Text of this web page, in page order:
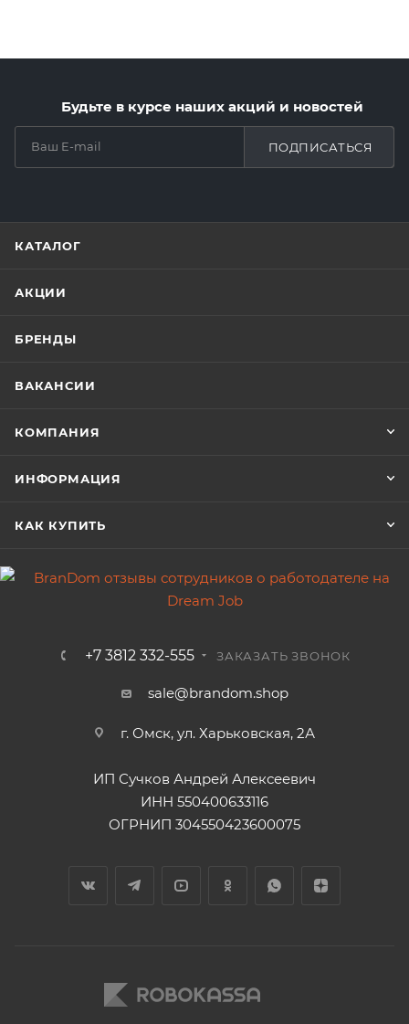
Будьте в курсе наших акций и новостей
ПОДПИСАТЬСЯ
КАТАЛОГ
АКЦИИ
БРЕНДЫ
ВАКАНСИИ
КОМПАНИЯ
ИНФОРМАЦИЯ
КАК КУПИТЬ
+7 3812 332-555 ЗАКАЗАТЬ ЗВОНОК
sale@brandom.shop
г. Омск, ул. Харьковская, 2А
ИП Сучков Андрей Алексеевич
ИНН 550400633116
ОГРНИП 304550423600075